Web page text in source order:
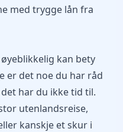
med trygge lån fra
kan bety
er det noe du har råd
har du ikke tid til.
utenlandsreise,
kanskje et skur i